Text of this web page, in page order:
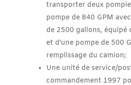
transporter deux
pompe de 840 GPM
de 2500 gallons, équipé
et d’une pompe de 500
remplissage du camion;
Une unité de service/
commandement 1997